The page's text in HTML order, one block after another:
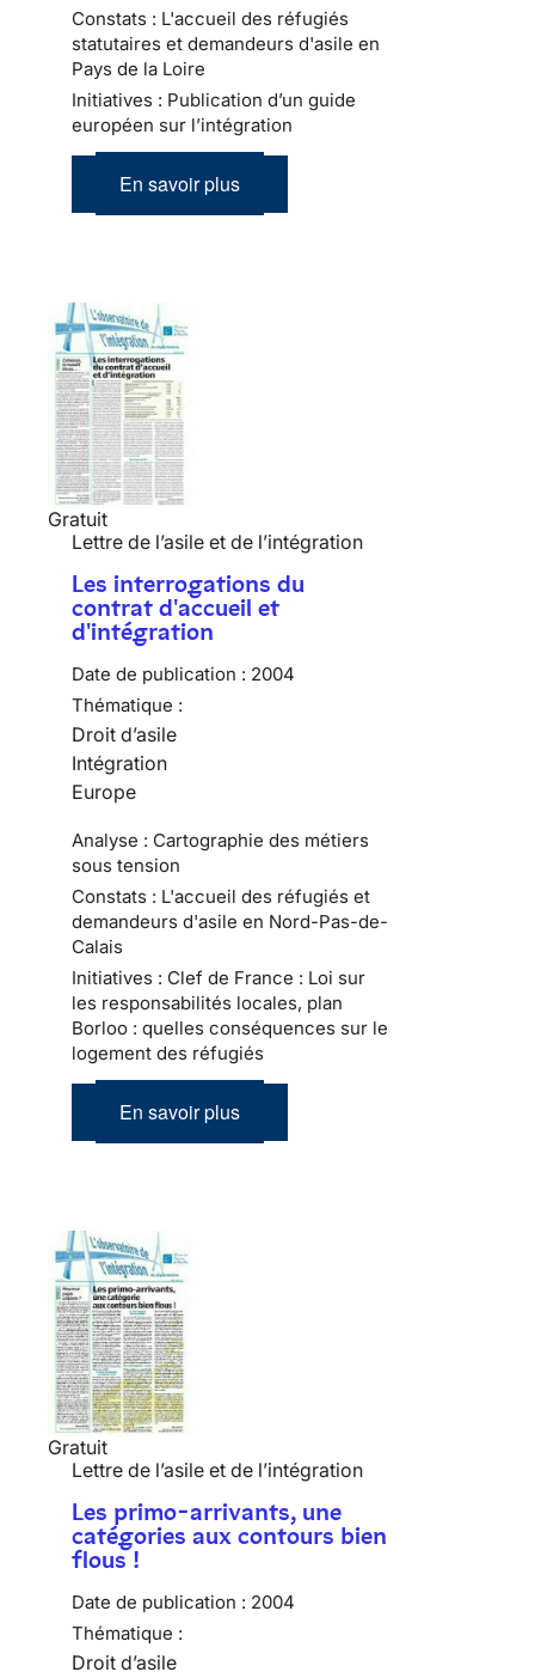
Constats : L'accueil des réfugiés
statutaires et demandeurs d'asile en
Pays de la Loire
Initiatives : Publication d’un guide
européen sur l’intégration
En savoir plus
Gratuit
Lettre de l’asile et de l’intégration
Les interrogations du
contrat d'accueil et
d'intégration
Date de publication : 2004
Thématique :
Droit d’asile
Intégration
Europe
Analyse : Cartographie des métiers
sous tension
Constats : L'accueil des réfugiés et
demandeurs d'asile en Nord-Pas-de-
Calais
Initiatives : Clef de France : Loi sur
les responsabilités locales, plan
Borloo : quelles conséquences sur le
logement des réfugiés
En savoir plus
Gratuit
Lettre de l’asile et de l’intégration
Les primo-arrivants, une
catégories aux contours bien
flous !
Date de publication : 2004
Thématique :
Droit d’asile